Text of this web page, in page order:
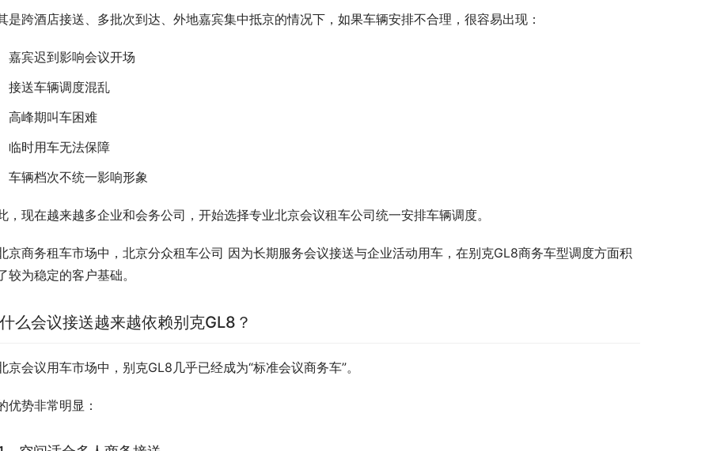
是跨酒店接送、多批次到达、外地嘉宾集中抵京的情况下，如果车辆安排不合理，很容易出现：
嘉宾迟到影响会议开场
接送车辆调度混乱
高峰期叫车困难
临时用车无法保障
车辆档次不统一影响形象
，现在越来越多企业和会务公司，开始选择专业北京会议租车公司统一安排车辆调度。
京商务租车市场中，北京分众租车公司 因为长期服务会议接送与企业活动用车，在别克GL8商务车型调度方面积
较为稳定的客户基础。
么会议接送越来越依赖别克GL8？
京会议用车市场中，别克GL8几乎已经成为“标准会议商务车”。
优势非常明显：